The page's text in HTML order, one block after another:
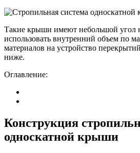
Такие крыши имеют небольшой угол
использовать внутренний объем по
материалов на устройство
ниже.
Оглавление:
Конструкция
односкатной крыши